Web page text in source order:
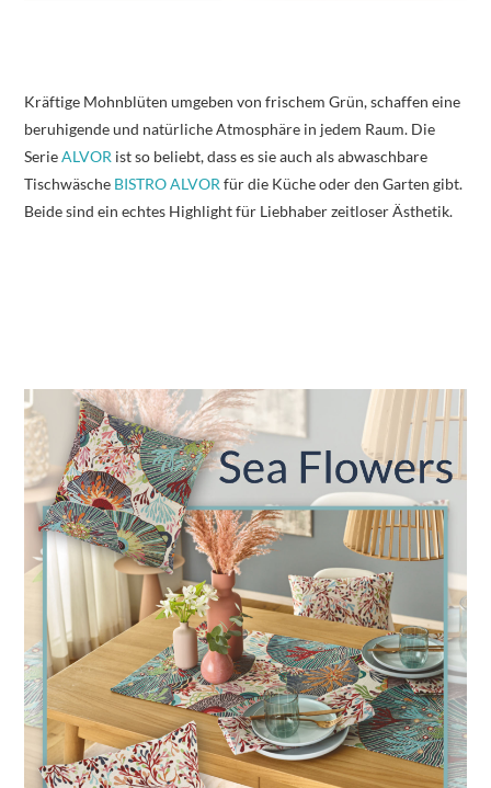
Kräftige Mohnblüten umgeben von frischem Grün, schaffen eine
beruhigende und natürliche Atmosphäre in jedem Raum. Die
SerieALVOR ist so beliebt, dass es sie auch als abwaschbare
Tischwäsche BISTRO ALVORfür die Küche oder den Garten gibt.
Beide sind ein echtes Highlight für Liebhaber zeitloser Ästhetik.